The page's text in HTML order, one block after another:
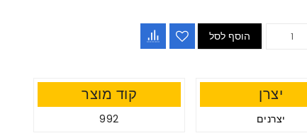
הוסף לסל
יצרן
יצרנים
קוד מוצר
992